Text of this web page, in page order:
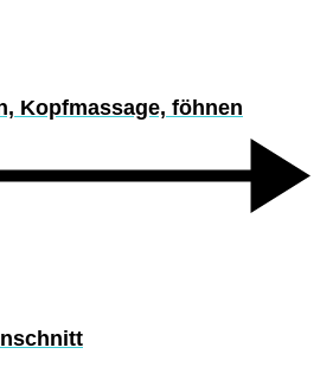
Kopfmassage, föhnen